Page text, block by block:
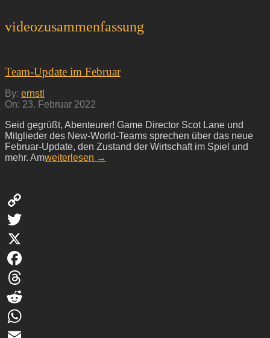
videozusammenfassung
Team-Update im Februar
2022-
02-
By: ernstl
On: 23. Februar 2022
Seid gegrüßt, Abenteurer! Game Director Scot Lane und
Mitglieder des New-World-Teams sprechen über das neue
Februar-Update, den Zustand der Wirtschaft im Spiel und
mehr. Amweiterlesen →
Copy
Link
Twitter
X
Facebook
Threads
Reddit
WhatsApp